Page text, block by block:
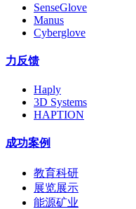
SenseGlove
Manus
Cyberglove
力反馈
Haply
3D Systems
HAPTION
成功案例
教育科研
展览展示
能源矿业